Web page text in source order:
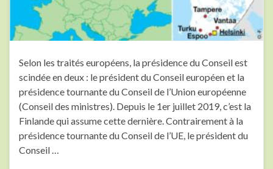
Selon les traités européens, la présidence du Conseil est
scindée en deux : le président du Conseil européen et la
présidence tournante du Conseil de l’Union européenne
(Conseil des ministres). Depuis le 1er juillet 2019, c’est la
Finlande qui assume cette dernière. Contrairement à la
présidence tournante du Conseil de l’UE, le président du
Conseil …